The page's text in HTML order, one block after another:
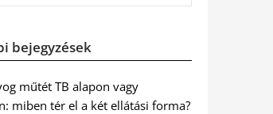
bejegyzések
műtét TB alapon vagy
miben tér el a két ellátási forma?